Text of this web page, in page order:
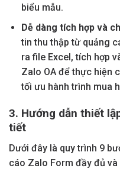
biểu mẫu.
Dễ dàng tích hợp và
tin thu thập từ quảng
ra file Excel, tích hợp
Zalo OA để thực hiện
tối ưu hành trình mua
3. Hướng dẫn thiết
tiết
Dưới đây là quy trình 9
cáo Zalo Form đầy đủ và